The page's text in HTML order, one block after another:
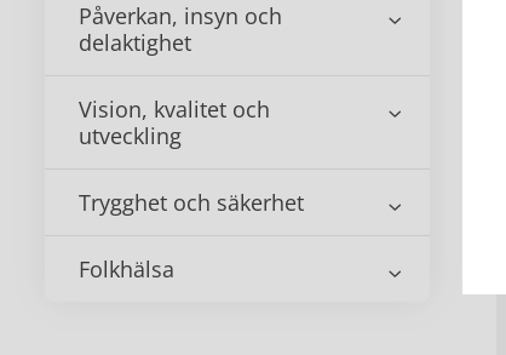
Påverkan, insyn och
delaktighet
Vision, kvalitet och
utveckling
Trygghet och säkerhet
Folkhälsa